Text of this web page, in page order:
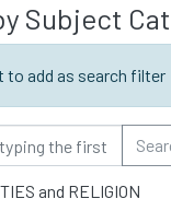
Subject
to add as search filter
and RELIGION